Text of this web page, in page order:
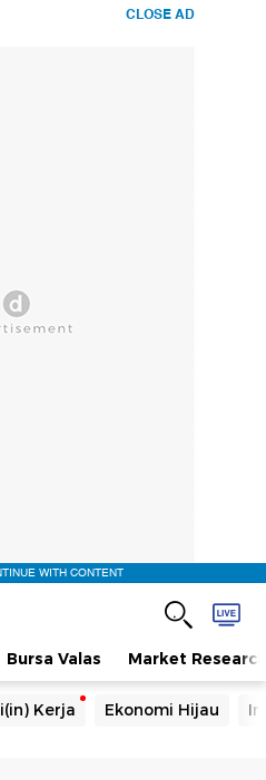
CLOSE AD
WITH CONTENT
Bursa Valas Market Research
Kerja Ekonomi Hijau